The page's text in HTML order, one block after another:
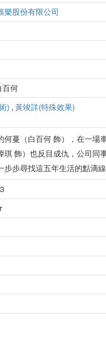
樂股份有限公司
百何
) , 黃竣詳(特殊效果)
何蔓（白百何 飾），在一場
琪 飾）也反目成仇，公司同
步步尋找這五年生活的點滴